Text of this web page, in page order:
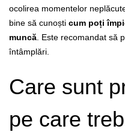
ocolirea momentelor
bine să cunoști cum poți
muncă. Este recomandat să
întâmplări.
Care sunt
pe care